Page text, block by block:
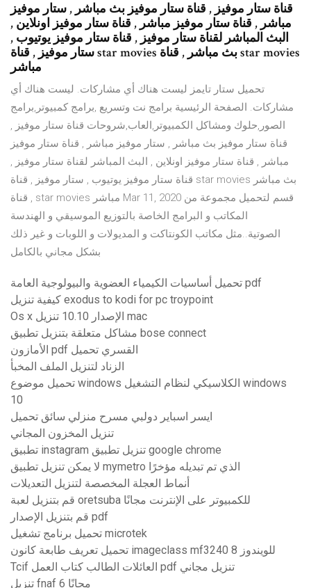
قناة ستار موفيز , قناة ستار موفيز بث مباشر , ستار موفيز
مباشر , قناة ستار موفيز مباشر , قناة ستار موفيز اونلاين ,
البث المباشر لقناة ستار موفيز , قناة ستار موفيز يوتيوب ,
ستار موفيز , قناة star movies بث مباشر , قناة star movies
مباشر
تحميل ستار تايمز ليست هناك أي مشاركات. ليست هناك أي
مشاركات. الصفحة الرئيسية برامج نت وتسريع ,برامج كمبيوتر,برامج
الصور,حلوك ومشاكل الكمبيوتر,العاب,شروحات قناة ستار موفيز ,
قناة ستار موفيز بث مباشر , ستار موفيز مباشر , قناة ستار موفيز
مباشر , قناة ستار موفيز اونلاين , البث المباشر لقناة ستار موفيز ,
قناة ستار موفيز يوتيوب , ستار موفيز , قناة star movies بث مباشر
, قناة star movies مباشر Mar 11, 2020 قسم لتحميل مجموعة من
المكاتب و البرامج الخاصة بالتوزيع الموسيقي و الهندسة
الصوتية..مثل مكاتب الكونتاكت و المديولات و اللوبات و غير ذلك
بشكل مجاني بالكامل
تحميل أساسيات الكيمياء العضوية والبيولوجية العامة pdf
كيفية تنزيل exodus to kodi for pc troypoint
Os x الإصدار 10.10 تنزيل mac
مشاكل متعلقة بتنزيل تطبيق bose connect
الأمازون pdf القسري تحميل
الزناد لتنزيل الملف المخبأ
تحميل موضوع windows الكلاسيكي لنظام التشغيل windows
10
ايسر اسباير دولبي مسرح منزلي سائق تحميل
تنزيل المخزون المجاني
تطبيق instagram تنزيل تطبيق google chrome
لا يمكن تنزيل تطبيق mymetro الذي تم تبديله مؤخرًا
أنماط العجلة المخصصة لتنزيل التعديلات
قم بتنزيل لعبة oretsuba للكمبيوتر على الإنترنت مجانًا
قم بتنزيل الإصدار pdf
تحميل برنامج تشغيل microtek
تحميل تعريف طابعة كانون imageclass mf3240 للويندوز 8
Tcif العائلات الطالب كتاب العمل pdf تنزيل مجاني
تنزيل fnaf 6 مجانًا